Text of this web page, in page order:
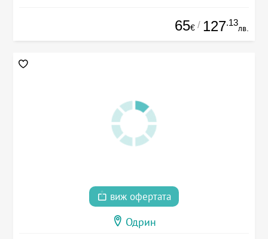
65€ / 127.13
лв.
виж офертата
Одрин